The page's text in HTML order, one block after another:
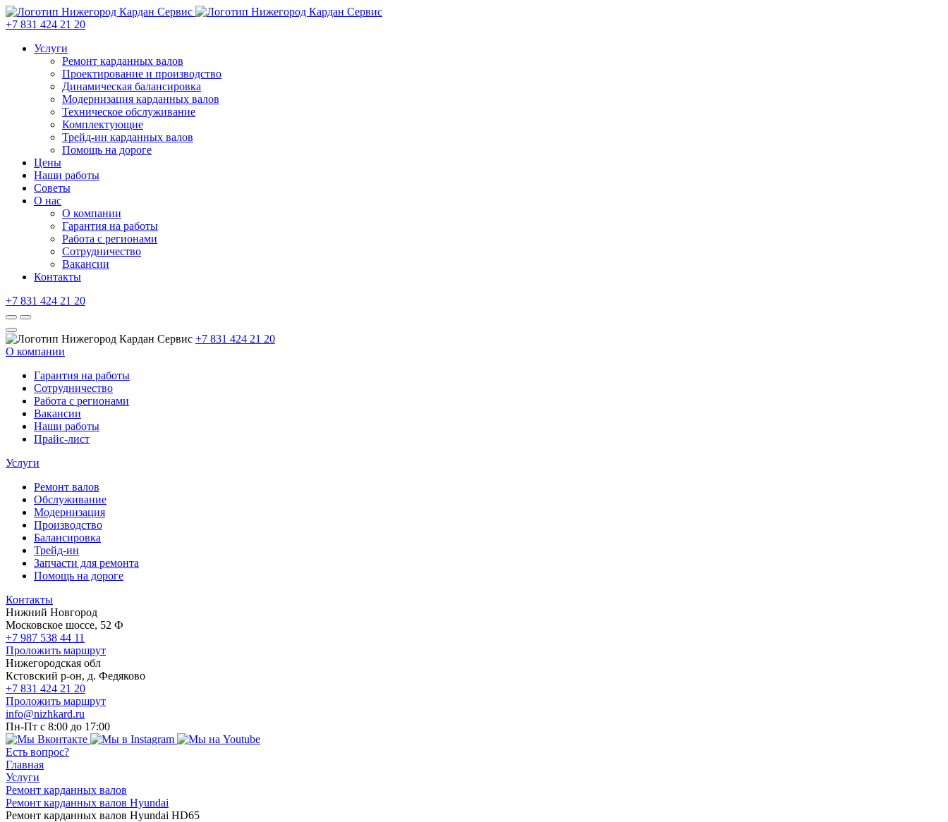
+7 831 424 21 20
Услуги
Ремонт карданных валов
Проектирование и производство
Динамическая балансировка
Модернизация карданных валов
Техническое обслуживание
Комплектующие
Трейд-ин карданных валов
Помощь на дороге
Цены
Наши работы
Советы
О нас
О компании
Гарантия на работы
Работа с регионами
Сотрудничество
Вакансии
Контакты
+7 831 424 21 20
+7 831 424 21 20
О компании
Гарантия на работы
Сотрудничество
Работа с регионами
Вакансии
Наши работы
Прайс-лист
Услуги
Ремонт валов
Обслуживание
Модернизация
Производство
Балансировка
Трейд-ин
Запчасти для ремонта
Помощь на дороге
Контакты
Нижний Новгород
Московское шоссе, 52 Ф
+7 987 538 44 11
Проложить маршрут
Нижегородская обл
Кстовский р-он, д. Федяково
+7 831 424 21 20
Проложить маршрут
info@nizhkard.ru
Пн-Пт с 8:00 до 17:00
Есть вопрос?
Главная
Услуги
Ремонт карданных валов
Ремонт карданных валов Hyundai
Ремонт карданных валов Hyundai HD65